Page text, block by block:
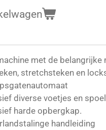
met de belangrijke
stretchsteken en
diverse voetjes en
harde opbergkap.
handleiding